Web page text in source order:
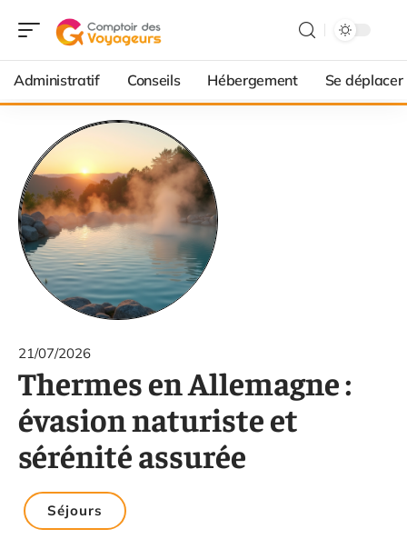
Administratif Conseils Hébergement Se déplacer
21/07/2026
Thermes en Allemagne :
évasion naturiste et
sérénité assurée
Séjours